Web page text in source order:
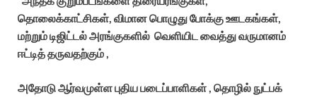
தொலைக்காட்சிகள், விமான பொழுது போக்கு ஊடகங்கள்,
மற்றும் டிஜிட்டல் அரங்குகளில் வெளியிட வைத்து வருமானம்
ஈட்டித் தருவதற்கும் ,
அதோடு ஆர்வமுள்ள புதிய படைப்பாளிகள் , தொழில் நுட்பக்